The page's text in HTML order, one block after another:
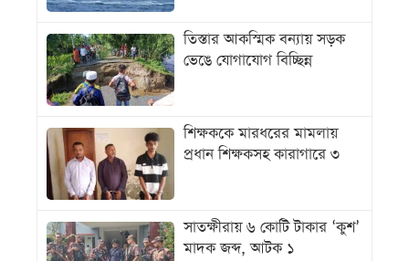
তিস্তার আকস্মিক বন্যায় সড়ক
ভেঙে যোগাযোগ বিচ্ছিন্ন
শিক্ষককে মারধরের মামলায়
প্রধান শিক্ষকসহ কারাগারে ৩
সাতক্ষীরায় ৬ কোটি টাকার ‘কুশ’
মাদক জব্দ, আটক ১